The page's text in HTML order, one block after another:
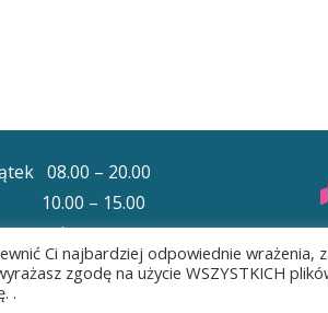
08.00 – 20.00
10.00 – 15.00
nieczynne
Ci najbardziej odpowiednie wrażenia,
zgodę na użycie WSZYSTKICH
.